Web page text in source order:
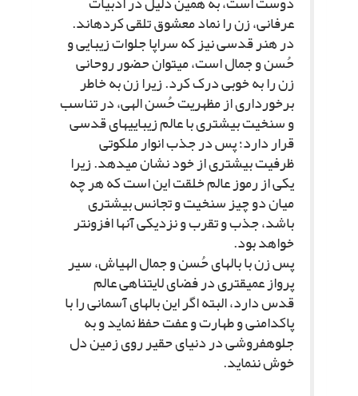
عرفانى، زن را نماد معشوق تلقى کرده‏اند.
در هنر قدسى نیز که سراپا جلوات زیبایى و
حُسن و جمال است، مى‏توان حضور روحانى
زن را به خوبى درک کرد. زیرا زن به خاطر
برخوردارى از مظهریت حُسن الهى، در تناسب
و سنخیت بیشترى با عالم زیبایى‏هاى قدسى
قرار دارد؛ پس در جذب انوار ملکوتى
ظرفیت بیشترى از خود نشان مى‏دهد. زیرا
یکى از رموز عالم خلقت این است که هر چه
میان دو چیز سنخیت و تجانس بیشترى
باشد، جذب و تقرب و نزدیکى آنها افزون‏تر
خواهد بود.
پس زن با بال‏هاى حُسن و جمال الهى‏اش، سیر
پرواز عمیق‏ترى در فضاى لایتناهى عالم
قدس دارد، البته اگر این بال‏هاى آسمانى را با
پاکدامنى و طهارت و عفت حفظ نماید و به
جلوه‏فروشى در دنیاى حقیر روى زمین دل
خوش ننماید.